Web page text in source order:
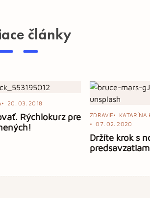
články
20. 03. 2018
Rýchlokurz pre
ZDRAVIE
KATARÍNA
07. 02. 2020
Držíte krok s